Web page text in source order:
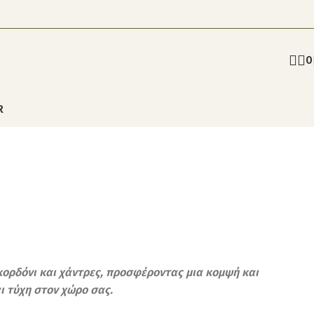
0
και χάντρες, προσφέροντας μια κομψή και
τύχη στον χώρο σας.